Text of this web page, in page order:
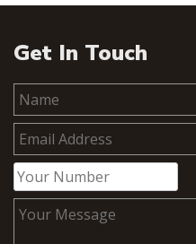
Get In Touch